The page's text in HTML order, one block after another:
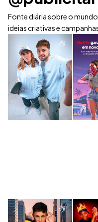
Fonte diária sobre o
ideias criativas e